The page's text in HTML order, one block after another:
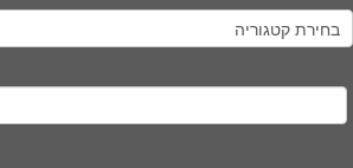
קטגוריות